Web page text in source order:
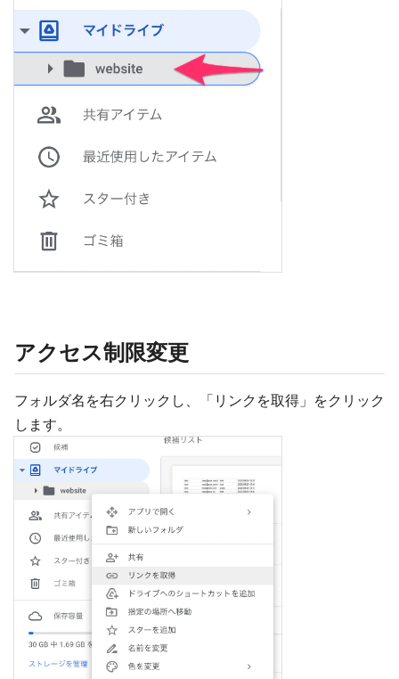
アクセス制限変更
フォルダ名を右クリックし、「リンクを取得」をクリック
します。